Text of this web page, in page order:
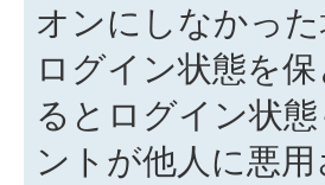
オンにしなかっ
ログイン状態を
るとログイン状
ントが他人に悪